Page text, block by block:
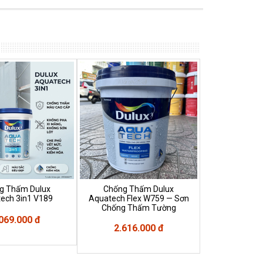
Thấm Dulux
3in1 V189
đ
Chống Thấm Dulux
Aquatech Flex W759 — Sơn
Chống Thấm Tường
2.616.000 đ